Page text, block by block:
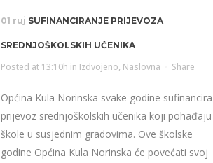
01 ruj SUFINANCIRANJE PRIJEVOZA
SREDNJOŠKOLSKIH UČENIKA
Posted at 13:10h in Izdvojeno, Naslovna Share
Općina Kula Norinska svake godine sufinancira
prijevoz srednjoškolskih učenika koji pohađaju
škole u susjednim gradovima. Ove školske
godine Općina Kula Norinska će povećati svoj